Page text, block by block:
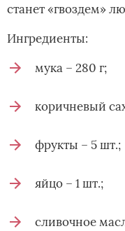
станет «гвоздем»
Ингредиенты:
мука – 280 г;
коричневый
фрукты – 5 шт.;
яйцо – 1 шт.;
сливочное